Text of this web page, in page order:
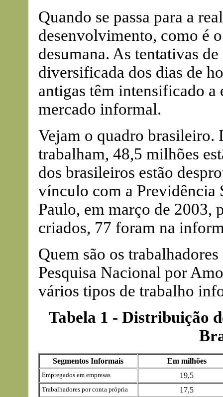
Quando se passa para a
desenvolvimento, como é
desumana. As tentativas
diversificada dos dias de
antigas têm intensificado a
mercado informal.
Vejam o quadro brasileiro.
trabalham, 48,5 milhões
dos brasileiros estão
vínculo com a Previdência
Paulo, em março de 2003,
criados, 77 foram na
Quem são os
Pesquisa Nacional por
vários tipos de trabalho
Tabela 1 - Distribuição
Segmentos Informais Em milhões
Empregados em empresas 19,5
Trabalhadores por conta própria 17,5